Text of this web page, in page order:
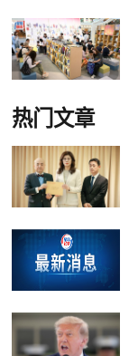
热门文章